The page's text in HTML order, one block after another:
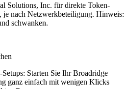
Solutions, Inc. für direkte Token-
je nach Netzwerkbeteiligung. Hinweis:
schwanken.
Starten Sie Ihr Broadridge
ganz einfach mit wenigen Klicks